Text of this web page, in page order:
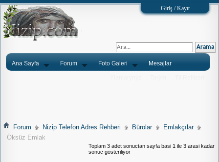
Giriş / Kayıt
Ana Sayfa Forum Foto Galeri Mesajlar
Forum Nizip Telefon Adres Rehberi Bürolar
Emlakçılar
Öksüz Emlak
Toplam 3 adet sonuctan sayfa basi 1 ile 3 arasi kadar
sonuc gösteriliyor